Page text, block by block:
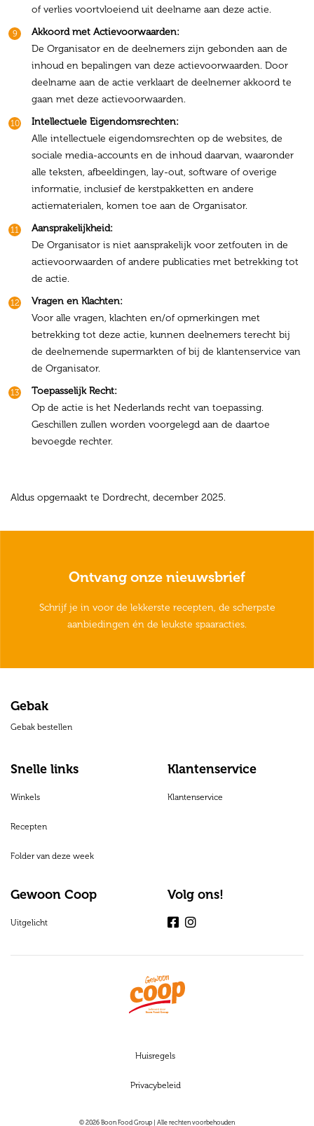
of verlies voortvloeiend uit deelname aan deze actie.
Akkoord met Actievoorwaarden:
De Organisator en de deelnemers zijn gebonden aan de
inhoud en bepalingen van deze actievoorwaarden. Door
deelname aan de actie verklaart de deelnemer akkoord te
gaan met deze actievoorwaarden.
Intellectuele Eigendomsrechten:
Alle intellectuele eigendomsrechten op de websites, de
sociale media-accounts en de inhoud daarvan, waaronder
alle teksten, afbeeldingen, lay-out, software of overige
informatie, inclusief de kerstpakketten en andere
actiematerialen, komen toe aan de Organisator.
Aansprakelijkheid:
De Organisator is niet aansprakelijk voor zetfouten in de
actievoorwaarden of andere publicaties met betrekking tot
de actie.
Vragen en Klachten:
Voor alle vragen, klachten en/of opmerkingen met
betrekking tot deze actie, kunnen deelnemers terecht bij
de deelnemende supermarkten of bij de klantenservice van
de Organisator.
Toepasselijk Recht:
Op de actie is het Nederlands recht van toepassing.
Geschillen zullen worden voorgelegd aan de daartoe
bevoegde rechter.
Aldus opgemaakt te Dordrecht, december 2025.
Ontvang onze nieuwsbrief
Schrijf je in voor de lekkerste recepten, de scherpste
aanbiedingen én de leukste spaaracties.
Gebak
Gebak bestellen
Snelle links
Winkels
Recepten
Folder van deze week
Klantenservice
Klantenservice
Gewoon Coop
Uitgelicht
Volg ons!
Facebook
Huisregels
Privacybeleid
© 2026 Boon Food Group | Alle rechten voorbehouden